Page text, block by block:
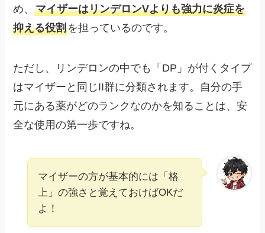
め、マイザーはリンデロンVよりも強力に炎症を
抑える役割を担っているのです。
ただし、リンデロンの中でも「DP」が付くタイプ
はマイザーと同じII群に分類されます。自分の手
元にある薬がどのランクなのかを知ることは、安
全な使用の第一歩ですね。
マイザーの方が基本的には「格
上」の強さと覚えておけばOKだ
よ！